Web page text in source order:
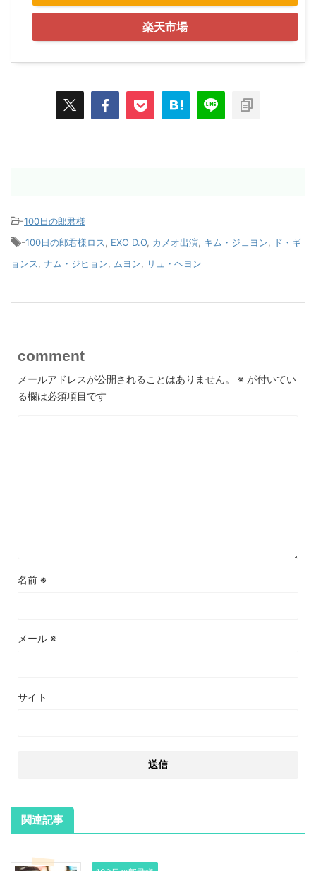
楽天市場
-100日の郎君様
-100日の郎君様ロス, EXO D.O, カメオ出演, キム・ジェヨン, ド・ギ
ョンス, ナム・ジヒョン, ムヨン, リュ・ヘヨン
comment
メールアドレスが公開されることはありません。 ※ が付いてい
る欄は必須項目です
名前 ※
メール ※
サイト
関連記事